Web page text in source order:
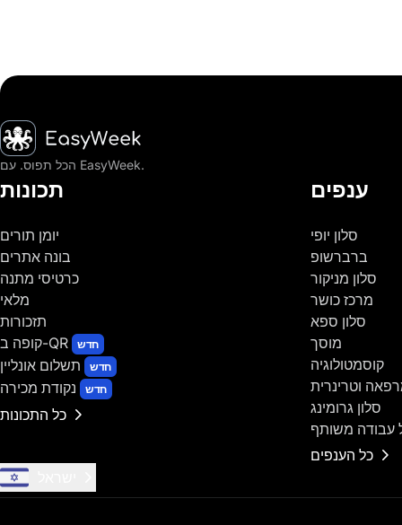
דף הבית
הכל תפוס. עם EasyWeek.
תכונות
יומן תורים
בונה אתרים
כרטיסי מתנה
מלאי
תזכורות
קופה ב-QR
חדש
חדש
חדש
כל התכונות
ענפים
סלון יופי
ברברשופ
סלון מניקור
מרכז כושר
סלון ספא
מוסך
קוסמטולוגיה
וטרינרית
סלון גרומינג
עבודה משותף
כל הענפים